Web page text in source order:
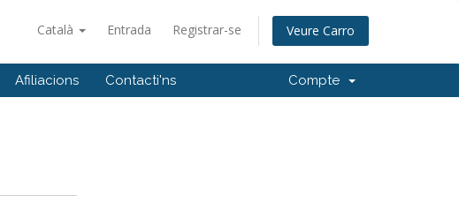
Català Entrada Registrar-se Veure Carro
Afiliacions Contacti'ns Compte